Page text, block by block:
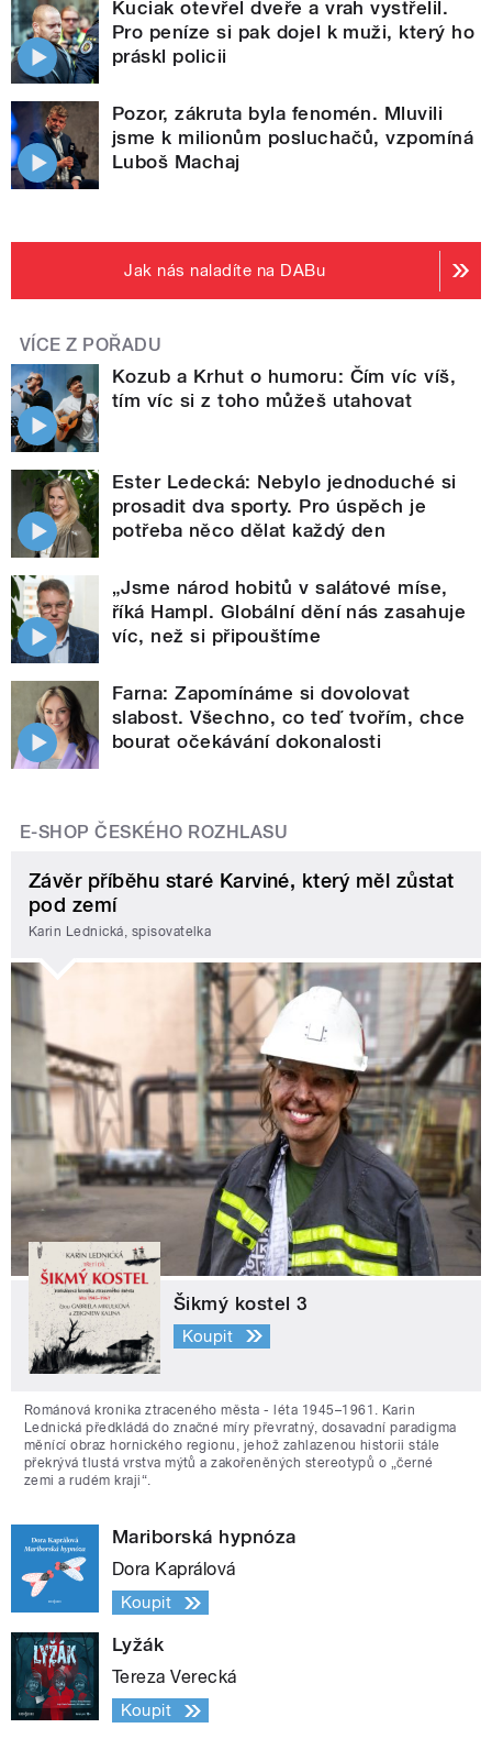
Kuciak otevřel dveře a vrah vystřelil.
Pro peníze si pak dojel k muži, který ho
práskl policii
Pozor, zákruta byla fenomén. Mluvili
jsme k milionům posluchačů, vzpomíná
Luboš Machaj
Jak nás naladíte na DABu
VÍCE Z POŘADU
Kozub a Krhut o humoru: Čím víc víš,
tím víc si z toho můžeš utahovat
Ester Ledecká: Nebylo jednoduché si
prosadit dva sporty. Pro úspěch je
potřeba něco dělat každý den
„Jsme národ hobitů v salátové míse,
říká Hampl. Globální dění nás zasahuje
víc, než si připouštíme
Farna: Zapomínáme si dovolovat
slabost. Všechno, co teď tvořím, chce
bourat očekávání dokonalosti
E-SHOP ČESKÉHO ROZHLASU
Závěr příběhu staré Karviné, který měl zůstat
pod zemí
Karin Lednická, spisovatelka
Šikmý kostel 3
Koupit
Románová kronika ztraceného města - léta 1945–1961. Karin
Lednická předkládá do značné míry převratný, dosavadní paradigma
měnící obraz hornického regionu, jehož zahlazenou historii stále
překrývá tlustá vrstva mýtů a zakořeněných stereotypů o „černé
zemi a rudém kraji“.
Mariborská hypnóza
Dora Kaprálová
Koupit
Lyžák
Tereza Verecká
Koupit